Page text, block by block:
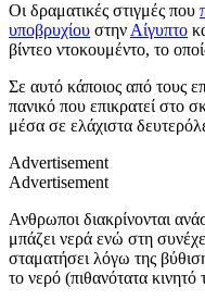
Οι δραματικές στιγμές που
υποβρυχίου στην Αίγυπτο
βίντεο ντοκουμέντο, το
Σε αυτό κάποιος από τους
πανικό που επικρατεί στο
μέσα σε ελάχιστα
Advertisement
Advertisement
Ανθρωποι διακρίνονται
μπάζει νερά ενώ στη
σταματήσει λόγω της
το νερό (πιθανότατα